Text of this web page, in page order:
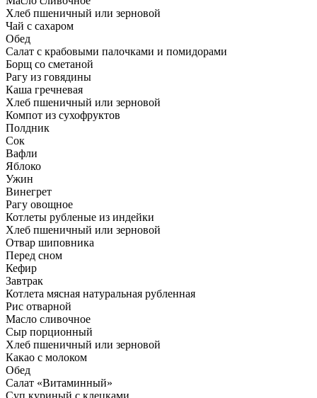
Хлеб пшеничный или зерновой
Чай с сахаром
Обед
Салат с крабовыми палочками и помидорами
Борщ со сметаной
Рагу из говядины
Каша гречневая
Хлеб пшеничный или зерновой
Компот из сухофруктов
Полдник
Сок
Вафли
Яблоко
Ужин
Винегрет
Рагу овощное
Котлеты рубленые из индейки
Хлеб пшеничный или зерновой
Отвар шиповника
Перед сном
Кефир
Завтрак
Котлета мясная натуральная рубленная
Рис отварной
Масло сливочное
Сыр порционный
Хлеб пшеничный или зерновой
Какао с молоком
Обед
Салат «Витаминный»
Суп куриный с клецками